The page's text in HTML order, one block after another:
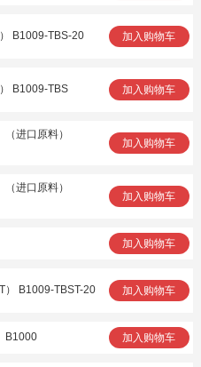
B1009-TBS-20 加入购物车
B1009-TBS 加入购物车
进口原料）
加入购物车
进口原料）
加入购物车
加入购物车
） B1009-TBST-20 加入购物车
B1000 加入购物车